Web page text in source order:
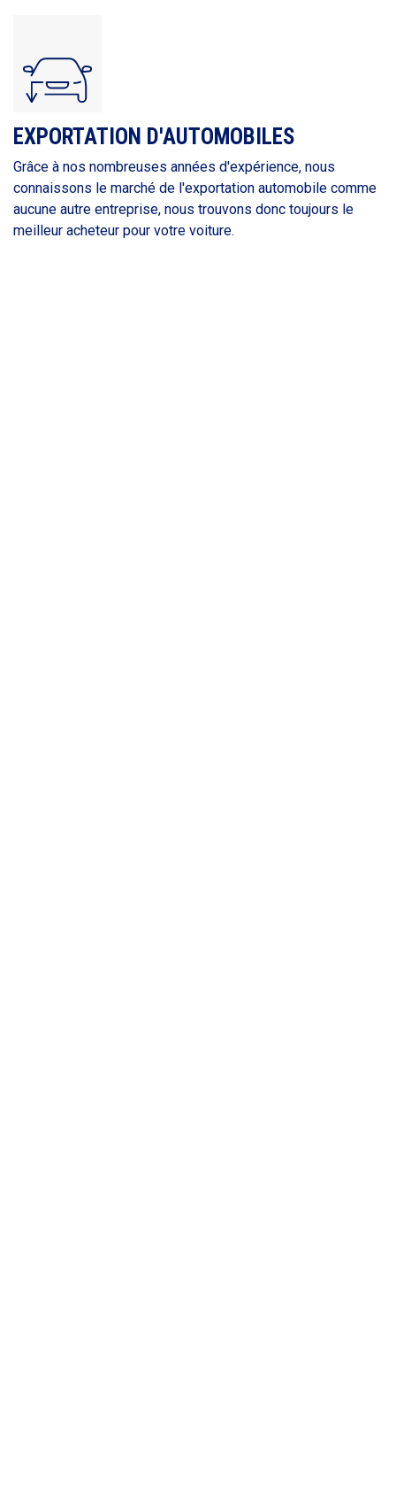
EXPORTATION D'AUTOMOBILES
Grâce à nos nombreuses années d'expérience, nous
connaissons le marché de l'exportation automobile comme
aucune autre entreprise, nous trouvons donc toujours le
meilleur acheteur pour votre voiture.